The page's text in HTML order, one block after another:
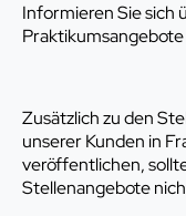
Informieren Sie sich
Zusätzlich zu den
unserer Kunden in
veröffentlichen,
Stellenangebote